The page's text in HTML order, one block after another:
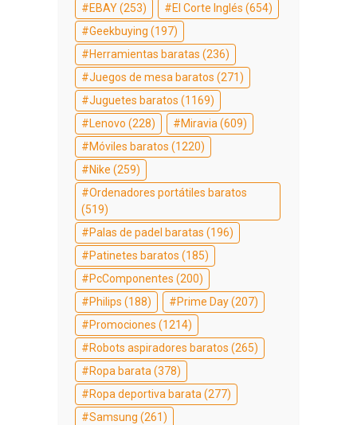
EBAY(253) El Corte Inglés (654)
Geekbuying (197)
Herramientas baratas (236)
Juegos de mesa baratos (271)
Juguetes baratos (1169)
Lenovo (228) Miravia (609)
Móviles baratos (1220)
Nike (259)
Ordenadores portátiles baratos
(519)
Palas de padel baratas (196)
Patinetes baratos (185)
PcComponentes (200)
Philips (188) Prime Day(207)
Promociones (1214)
Robots aspiradores baratos (265)
Ropa barata (378)
Ropa deportiva barata (277)
Samsung (261)